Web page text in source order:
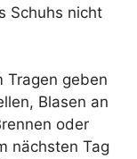
Schuhs nicht
Tragen geben
Blasen an
oder
nächsten Tag